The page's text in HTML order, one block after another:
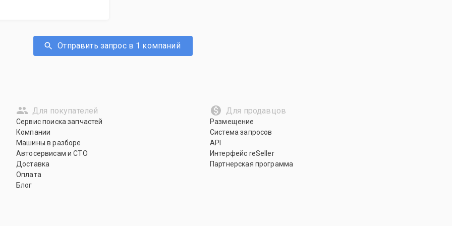
Отправить запрос в 1 компаний
Для покупателей
Сервис поиска запчастей
Компании
Машины в разборе
Автосервисам и СТО
Доставка
Оплата
Блог
Для продавцов
Размещение
Система запросов
API
Интерфейс reSeller
Партнерская программа